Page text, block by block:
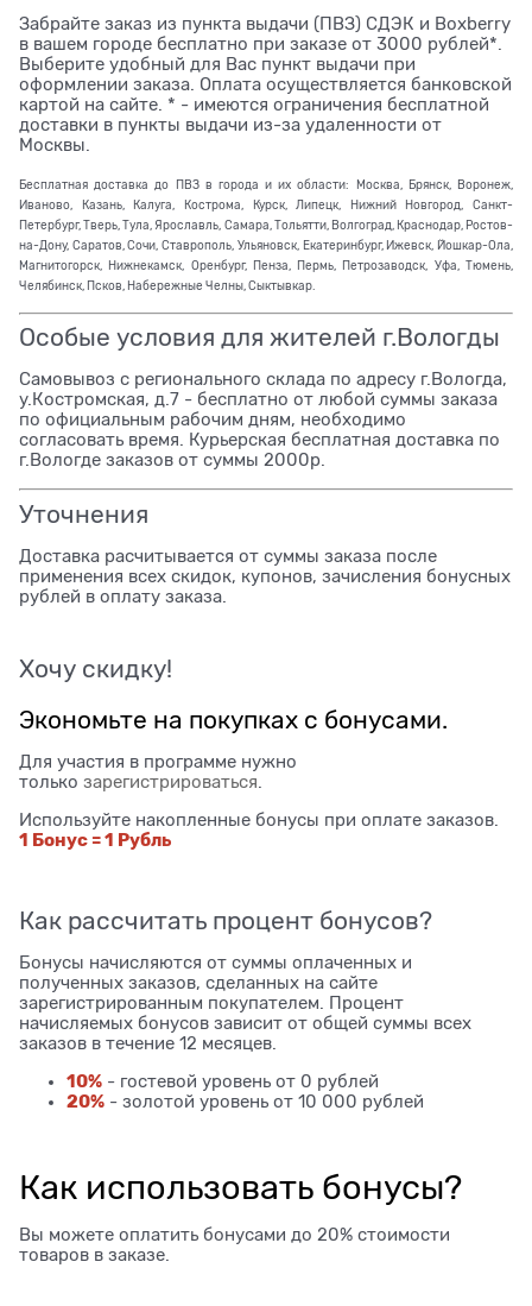
Забрайте заказ из пункта выдачи (ПВЗ) СДЭК и Boxberry
в вашем городе бесплатно при заказе от 3000 рублей*.
Выберите удобный для Вас пункт выдачи при
оформлении заказа. Оплата осуществляется банковской
картой на сайте. * - имеются ограничения бесплатной
доставки в пункты выдачи из-за удаленности от
Москвы.
Бесплатная доставка до ПВЗ в города и их области: Москва, Брянск, Воронеж,
Иваново, Казань, Калуга, Кострома, Курск, Липецк, Нижний Новгород, Санкт-
Петербург, Тверь, Тула, Ярославль, Самара, Тольятти, Волгоград, Краснодар, Ростов-
на-Дону, Саратов, Сочи, Ставрополь, Ульяновск, Екатеринбург, Ижевск, Йошкар-Ола,
Магнитогорск, Нижнекамск, Оренбург, Пенза, Пермь, Петрозаводск, Уфа, Тюмень,
Челябинск, Псков, Набережные Челны, Сыктывкар.
Особые условия для жителей г.Вологды
Самовывоз с регионального склада по адресу г.Вологда,
у.Костромская, д.7 - бесплатно от любой суммы заказа
по официальным рабочим дням, необходимо
согласовать время. Курьерская бесплатная доставка по
г.Вологде заказов от суммы 2000р.
Уточнения
Доставка расчитывается от суммы заказа после
применения всех скидок, купонов, зачисления бонусных
рублей в оплату заказа.
Хочу скидку!
Экономьте на покупках с бонусами.
Для участия в программе нужно
только зарегистрироваться
Используйте накопленные бонусы при оплате заказов.
1 Бонус = 1 Рубль
Как рассчитать процент бонусов?
Бонусы начисляются от суммы оплаченных и
полученных заказов, сделанных на сайте
зарегистрированным покупателем. Процент
начисляемых бонусов зависит от общей суммы всех
заказов в течение 12 месяцев.
10% - гостевой уровень от 0 рублей
20% - золотой уровень от 10 000 рублей
Как использовать бонусы?
Вы можете оплатить бонусами до 20% стоимости
товаров в заказе.